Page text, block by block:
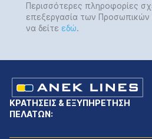
Περισσότερες πληροφορίες
επεξεργασία των Προσωπικών
να δείτε εδώ.
ΚΡΑΤΗΣΕΙΣ & ΕΞΥΠΗΡΕΤΗΣΗ
ΠΕΛΑΤΩΝ: